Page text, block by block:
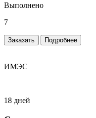
Выполнено
7
Заказать Подробнее
ИМЭС
18 дней